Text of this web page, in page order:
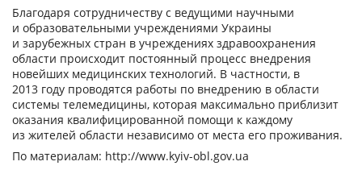
Благодаря сотрудничеству с ведущими научными
и образовательными учреждениями Украины
и зарубежных стран в учреждениях здравоохранения
области происходит постоянный процесс внедрения
новейших медицинских технологий. В частности, в
2013 году проводятся работы по внедрению в области
системы телемедицины, которая максимально приблизит
оказания квалифицированной помощи к каждому
из жителей области независимо от места его проживания.
По материалам: http://www.kyiv-obl.gov.ua